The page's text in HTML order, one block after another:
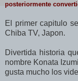
posteriormente
El primer capitulo
Chiba TV, Japon.
Divertida historia
nombre Konata
gusta mucho los